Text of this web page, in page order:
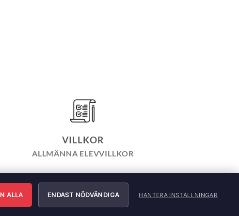
VILLKOR
ALLMÄNNA ELEVVILLKOR
AB. All Rights Reserved
ALLA ENDAST NÖDVÄNDIGA HANTERA INSTÄLLNINGAR